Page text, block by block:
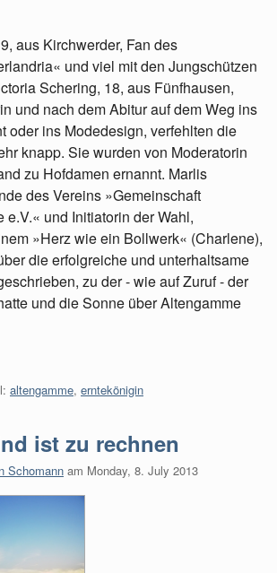
aus Kirchwerder, Fan des
und viel mit den Jungschützen
Schering, 18, aus Fünfhausen,
und nach dem Abitur auf dem Weg ins
oder ins Modedesign, verfehlten die
knapp. Sie wurden von Moderatorin
zu Hofdamen ernannt. Marlis
des Vereins »Gemeinschaft
und Initiatorin der Wahl,
»Herz wie ein Bollwerk« (Charlene),
die erfolgreiche und unterhaltsame
zu der - wie auf Zuruf - der
und die Sonne über Altengamme
altengamme, erntekönigin
ist zu rechnen
Schomann am Monday, 8. July 2013